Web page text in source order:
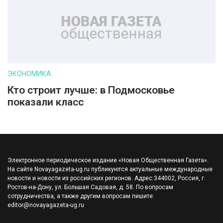
ЭКОНОМИКА
Кто строит лучше: в Подмосковье
показали класс
Электронное периодическое издание «Новая Общественная Газета».
На сайте Novayagazeta-ug.ru публикуются актуальные международные
новости и новости из российских регионов. Адрес:344002, Россия, г.
Ростов-на-Дону, ул. Большая Садовая, д. 58. По вопросам
сотрудничества, а также другим вопросам пишите:
editor@novayagazeta-ug.ru